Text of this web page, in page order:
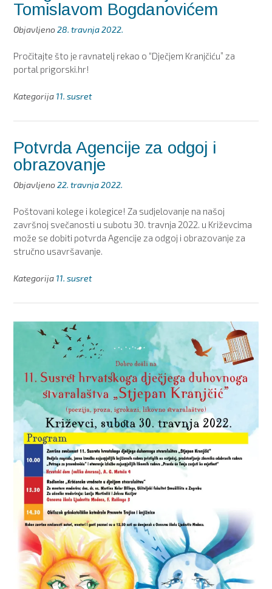
Tomislavom Bogdanovićem
Objavljeno28. travnja 2022.
Pročitajte što je ravnatelj rekao o “Dječjem Kranjčiću” za
portal prigorski.hr!
Kategorija 11. susret
Potvrda Agencije za odgoj i
obrazovanje
Objavljeno22. travnja 2022.
Poštovani kolege i kolegice! Za sudjelovanje na našoj
završnoj svečanosti u subotu 30. travnja 2022. u Križevcima
može se dobiti potvrda Agencije za odgoj i obrazovanje za
stručno usavršavanje.
Kategorija 11. susret